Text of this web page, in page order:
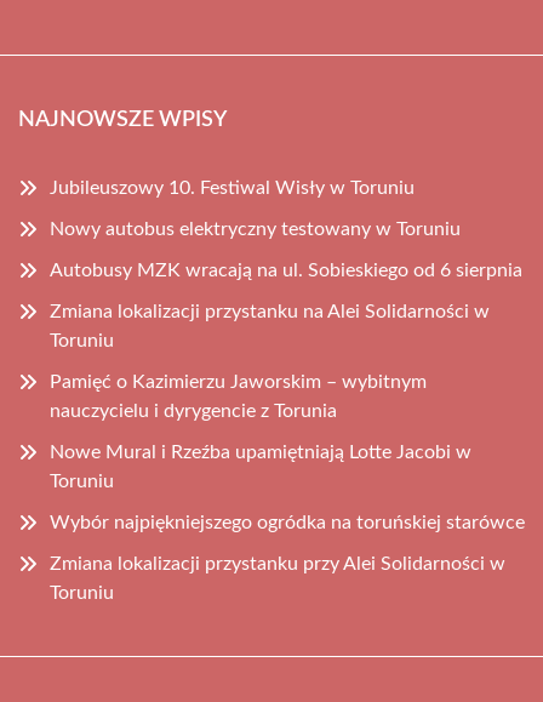
NAJNOWSZE WPISY
Jubileuszowy 10. Festiwal Wisły w Toruniu
Nowy autobus elektryczny testowany w Toruniu
Autobusy MZK wracają na ul. Sobieskiego od 6 sierpnia
Zmiana lokalizacji przystanku na Alei Solidarności w
Toruniu
Pamięć o Kazimierzu Jaworskim – wybitnym
nauczycielu i dyrygencie z Torunia
Nowe Mural i Rzeźba upamiętniają Lotte Jacobi w
Toruniu
Wybór najpiękniejszego ogródka na toruńskiej starówce
Zmiana lokalizacji przystanku przy Alei Solidarności w
Toruniu